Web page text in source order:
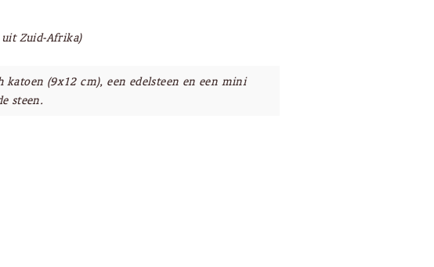
uit Zuid-Afrika)
katoen (9x12 cm), een edelsteen en een mini
steen.